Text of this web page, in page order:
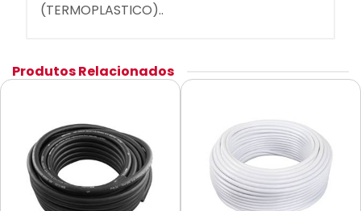
(TERMOPLASTICO)..
Produtos Relacionados